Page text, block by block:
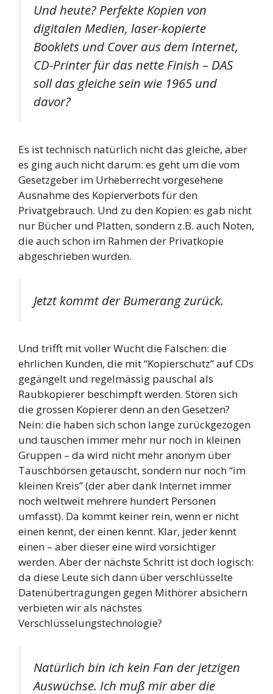
Und heute? Perfekte Kopien von
digitalen Medien, laser-kopierte
Booklets und Cover aus dem Internet,
CD-Printer für das nette Finish – DAS
soll das gleiche sein wie 1965 und
davor?
Es ist technisch natürlich nicht das gleiche, aber
es ging auch nicht darum: es geht um die vom
Gesetzgeber im Urheberrecht vorgesehene
Ausnahme des Kopierverbots für den
Privatgebrauch. Und zu den Kopien: es gab nicht
nur Bücher und Platten, sondern z.B. auch Noten,
die auch schon im Rahmen der Privatkopie
abgeschrieben wurden.
Jetzt kommt der Bumerang zurück.
Und trifft mit voller Wucht die Falschen: die
ehrlichen Kunden, die mit “Kopierschutz” auf CDs
gegängelt und regelmässig pauschal als
Raubkopierer beschimpft werden. Stören sich
die grossen Kopierer denn an den Gesetzen?
Nein: die haben sich schon lange zurückgezogen
und tauschen immer mehr nur noch in kleinen
Gruppen – da wird nicht mehr anonym über
Tauschbörsen getauscht, sondern nur noch “im
kleinen Kreis” (der aber dank Internet immer
noch weltweit mehrere hundert Personen
umfasst). Da kommt keiner rein, wenn er nicht
einen kennt, der einen kennt. Klar, jeder kennt
einen – aber dieser eine wird vorsichtiger
werden. Aber der nächste Schritt ist doch logisch:
da diese Leute sich dann über verschlüsselte
Datenübertragungen gegen Mithörer absichern
verbieten wir als nächstes
Verschlüsselungstechnologie?
Natürlich bin ich kein Fan der jetzigen
Auswüchse. Ich muß mir aber die